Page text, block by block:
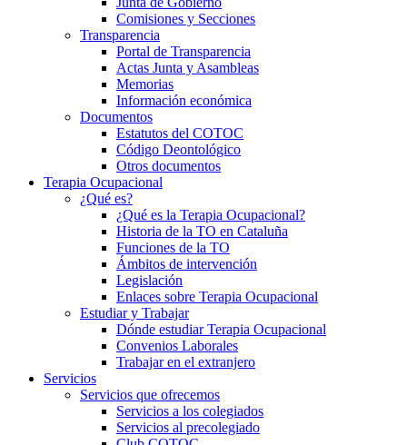
Comisiones y Secciones
Transparencia
Portal de Transparencia
Actas Junta y Asambleas
Memorias
Información económica
Documentos
Estatutos del COTOC
Código Deontológico
Otros documentos
Terapia Ocupacional
¿Qué es?
¿Qué es la Terapia Ocupacional?
Historia de la TO en Cataluña
Funciones de la TO
Ámbitos de intervención
Legislación
Enlaces sobre Terapia Ocupacional
Estudiar y Trabajar
Dónde estudiar Terapia Ocupacional
Convenios Laborales
Trabajar en el extranjero
Servicios
Servicios que ofrecemos
Servicios a los colegiados
Servicios al precolegiado